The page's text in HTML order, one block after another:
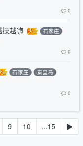
0
操越嗨
石家庄
0
石家庄
秦皇岛
0
9 10 ...15 ▶